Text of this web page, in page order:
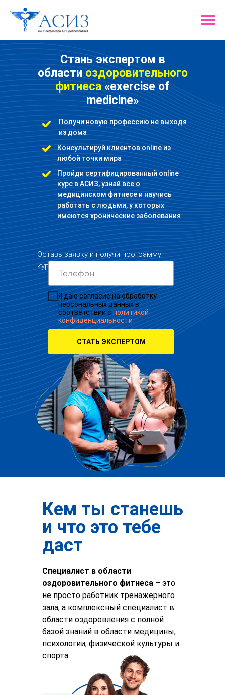
Загрузка
Сейчас мы узнаем, какой подарок
выпадет именно вам!
Вращайте барабан!
Вращайте Колесо
фортуны
+7
Я даю согласие на обработку
персональных данных в
соответствии сполитикой
конфиденциальности
Получить
подарок
* срок действия - 1 месяц, можно
использовать только на покупку любого
курса АСИЗ
Стань экспертом в
областиоздоровительного
фитнеса«exercise of
medicine»
Оставь заявку и получи программу
курса
Пройди сертифицированный online
курс в АСИЗ, узнай все о
медицинском фитнесе и научись
работать с людьми, у которых
имеются хронические заболевания
Получи новую профессию не выходя
из дома
Я даю согласие на обработку
персональных данных в
соответствии сполитикой
конфиденциальности
СТАТЬ ЭКСПЕРТОМ
Консультируй клиентов online из
любой точки мира
Кем ты станешь
и что это тебе
даст
Специалист в области
оздоровительного фитнеса – это
не просто работник тренажерного
зала, а комплексный специалист в
области оздоровления с полной
базой знаний в области медицины,
психологии, физической культуры и
спорта.